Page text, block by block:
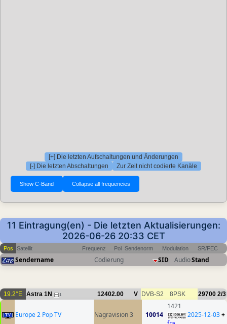
[+] Die letzten Aufschaltungen und Änderungen
[-] Die letzten Abschaltungen
Zur Zeit nicht codierte Kanäle
11 Eintragung(en) - Die letzten Aktualisierungen:
2026-06-26 20:33 CET
Pos Satellit Frequenz Pol Sendenorm Modulation SR/FEC
Sendername Codierung SID AudioStand
19.2°E Astra 1N 1 12402.00 V DVB-S2 8PSK 29700 2/3
Europe 2 Pop TV Nagravision 3 10014
1421
2025-12-03+